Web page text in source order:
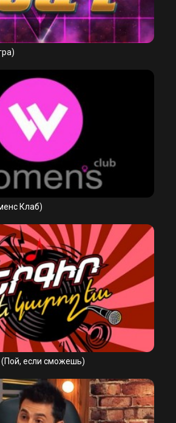
Клаб)
(Пой, если сможешь)